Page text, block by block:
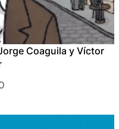
Coaguila y Víctor